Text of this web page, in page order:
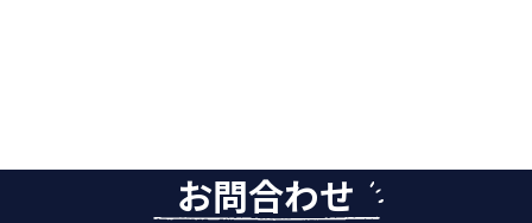
お問合わせ